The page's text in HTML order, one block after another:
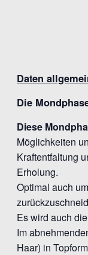
Daten
Die
Diese
Möglichkeiten
Kraftentfaltung
Erholung.
Optimal auch
Es wird auch
Im
Haar) in